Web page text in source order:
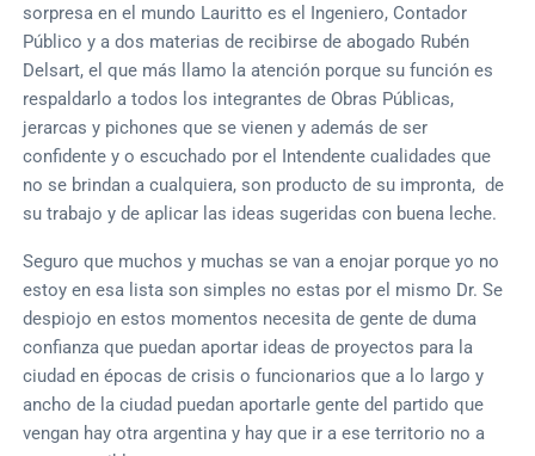
sorpresa en el mundo Lauritto es el Ingeniero, Contador
Público y a dos materias de recibirse de abogado Rubén
Delsart, el que más llamo la atención porque su función es
respaldarlo a todos los integrantes de Obras Públicas,
jerarcas y pichones que se vienen y además de ser
confidente y o escuchado por el Intendente cualidades que
no se brindan a cualquiera, son producto de su impronta, de
su trabajo y de aplicar las ideas sugeridas con buena leche.
Seguro que muchos y muchas se van a enojar porque yo no
estoy en esa lista son simples no estas por el mismo Dr. Se
despiojo en estos momentos necesita de gente de duma
confianza que puedan aportar ideas de proyectos para la
ciudad en épocas de crisis o funcionarios que a lo largo y
ancho de la ciudad puedan aportarle gente del partido que
vengan hay otra argentina y hay que ir a ese territorio no a